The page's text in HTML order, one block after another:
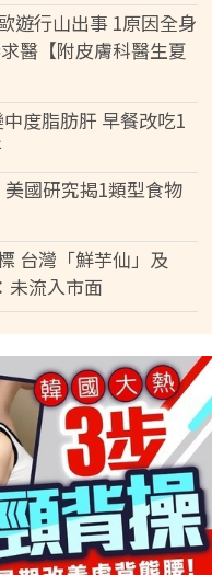
遊行山出事 1原因全身
醫【附皮膚科醫生夏
度脂肪肝 早餐改吃1
國研究揭1類型食物
台灣「鮮芋仙」及
未流入市面